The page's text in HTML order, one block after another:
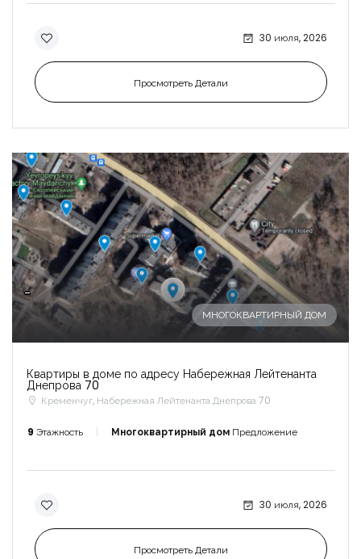
30 июля, 2026
Просмотреть Детали
-
МНОГОКВАРТИРНЫЙ ДОМ
Квартиры в доме по адресу Набережная Лейтенанта
Днепрова 70
Кременчуг, Набережная Лейтенанта Днепрова 70
9 Этажность Многоквартирный дом Предложение
30 июля, 2026
Просмотреть Детали